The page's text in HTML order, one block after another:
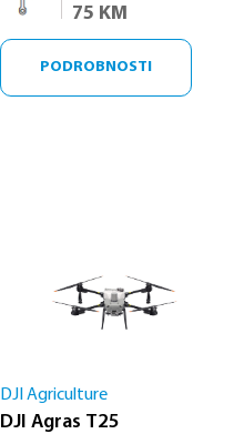
75 KM
PODROBNOSTI
DJI Agriculture
DJI Agras T25